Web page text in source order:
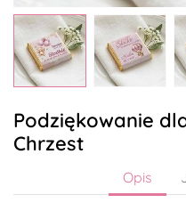
Podziękowanie
Chrzest
Opis